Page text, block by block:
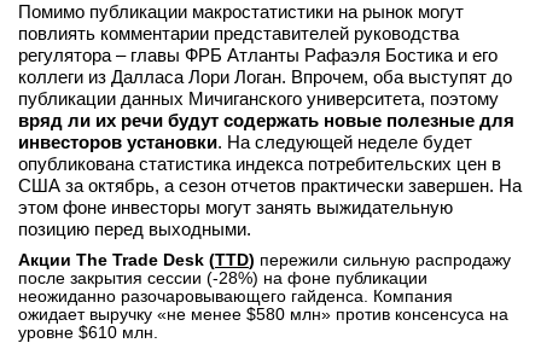
Помимо публикации макростатистики на рынок могут
повлиять комментарии представителей руководства
регулятора – главы ФРБ Атланты Рафаэля Бостика и его
коллеги из Далласа Лори Логан. Впрочем, оба выступят до
публикации данных Мичиганского университета, поэтому
вряд ли их речи будут содержать новые полезные для
инвесторов установки. На следующей неделе будет
опубликована статистика индекса потребительских цен в
США за октябрь, а сезон отчетов практически завершен. На
этом фоне инвесторы могут занять выжидательную
позицию перед выходными.
Акции The Trade Desk (TTD) пережили сильную распродажу
после закрытия сессии (-28%) на фоне публикации
неожиданно разочаровывающего гайденса. Компания
ожидает выручку «не менее $580 млн» против консенсуса на
уровне $610 млн.